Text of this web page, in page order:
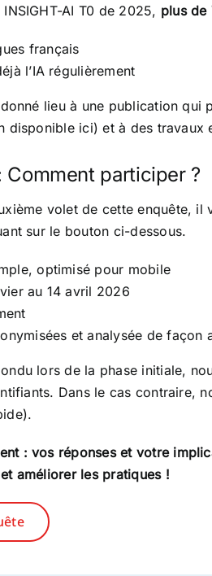
AI T0 de 2025, plus de
français
l’IA régulièrement
lieu à une publication qui
disponible ici) et à des travaux
Comment participer ?
volet de cette enquête, il
sur le bouton ci-dessous.
optimisé pour mobile
au 14 avril 2026
et analysée de façon
lors de la phase initiale,
Dans le cas contraire,
: vos réponses et votre
améliorer les pratiques !